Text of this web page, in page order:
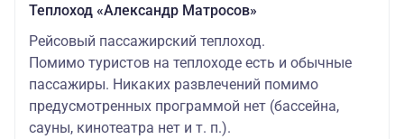
Теплоход «Александр Матросов»
Рейсовый пассажирский теплоход.
Помимо туристов на теплоходе есть и обычные
пассажиры. Никаких развлечений помимо
предусмотренных программой нет (бассейна,
сауны, кинотеатра нет и т. п.).